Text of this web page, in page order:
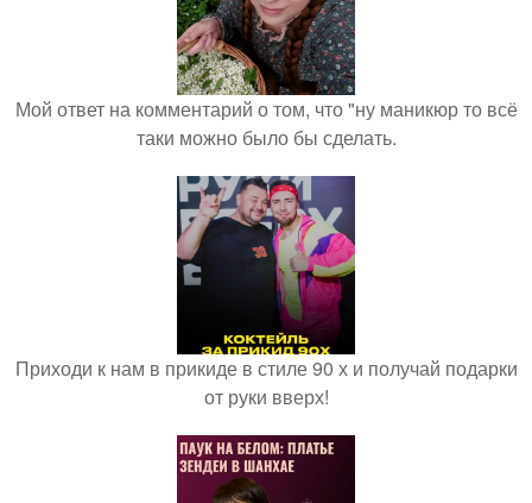
Мой ответ на комментарий о том, что "ну маникюр то всё
таки можно было бы сделать.
Приходи к нам в прикиде в стиле 90 х и получай подарки
от руки вверх!